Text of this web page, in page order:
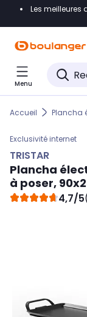
Accéder
Accéder
Accéder
Les meilleures
Menu
Accueil Plancha
Exclusivité internet
TRISTAR
Plancha
à poser,
4,7/5